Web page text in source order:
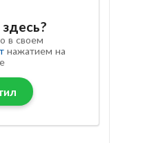
в своем
нажатием на